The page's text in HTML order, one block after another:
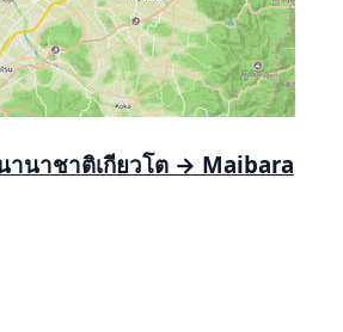
นาชาติเกียวโต → Maibara